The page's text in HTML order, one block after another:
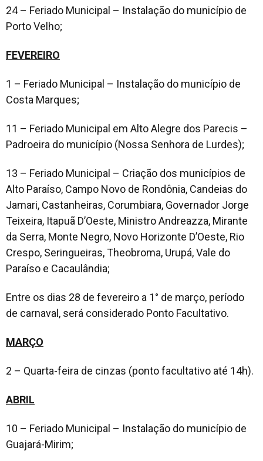
24 – Feriado Municipal – Instalação do município de
Porto Velho;
FEVEREIRO
1 – Feriado Municipal – Instalação do município de
Costa Marques;
11 – Feriado Municipal em Alto Alegre dos Parecis –
Padroeira do município (Nossa Senhora de Lurdes);
13 – Feriado Municipal – Criação dos municípios de
Alto Paraíso, Campo Novo de Rondônia, Candeias do
Jamari, Castanheiras, Corumbiara, Governador Jorge
Teixeira, Itapuã D’Oeste, Ministro Andreazza, Mirante
da Serra, Monte Negro, Novo Horizonte D’Oeste, Rio
Crespo, Seringueiras, Theobroma, Urupá, Vale do
Paraíso e Cacaulândia;
Entre os dias 28 de fevereiro a 1° de março, período
de carnaval, será considerado Ponto Facultativo.
MARÇO
2 – Quarta-feira de cinzas (ponto facultativo até 14h).
ABRIL
10 – Feriado Municipal – Instalação do município de
Guajará-Mirim;